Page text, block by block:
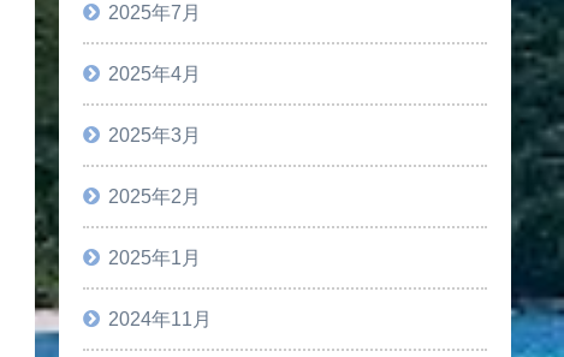
2025年7月
2025年4月
2025年3月
2025年2月
2025年1月
2024年11月